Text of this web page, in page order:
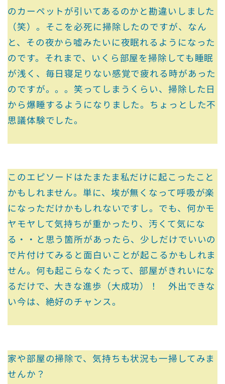
のカーペットが引いてあるのかと勘違いしました
（笑）。そこを必死に掃除したのですが、なん
と、その夜から嘘みたいに夜眠れるようになった
のです。それまで、いくら部屋を掃除しても睡眠
が浅く、毎日寝足りない感覚で疲れる時があった
のですが。。。笑ってしまうくらい、掃除した日
から爆睡するようになりました。ちょっとした不
思議体験でした。
このエピソードはたまたま私だけに起こったこと
かもしれません。単に、埃が無くなって呼吸が楽
になっただけかもしれないですし。でも、何かモ
ヤモヤして気持ちが重かったり、汚くて気にな
る・・と思う箇所があったら、少しだけでいいの
で片付けてみると面白いことが起こるかもしれま
せん。何も起こらなくたって、部屋がきれいにな
るだけで、大きな進歩（大成功）！ 外出できな
い今は、絶好のチャンス。
家や部屋の掃除で、気持ちも状況も一掃してみま
せんか？